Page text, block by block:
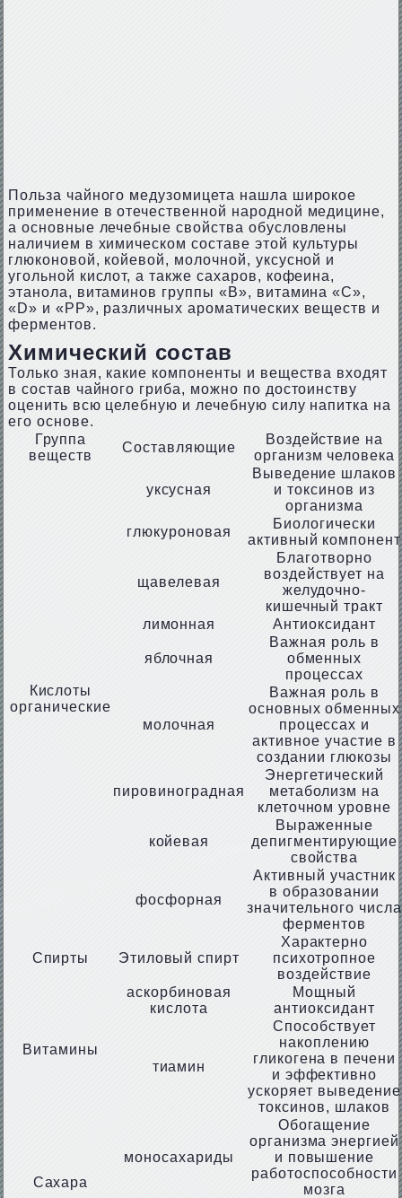
Польза чайного медузомицета нашла широкое
применение в отечественной народной медицине,
а основные лечебные свойства обусловлены
наличием в химическом составе этой культуры
глюконовой, койевой, молочной, уксусной и
угольной кислот, а также сахаров, кофеина,
этанола, витаминов группы «В», витамина «C»,
«D» и «PP», различных ароматических веществ и
ферментов.
Химический состав
Только зная, какие компоненты и вещества входят
в состав чайного гриба, можно по достоинству
оценить всю целебную и лечебную силу напитка на
его основе.
Группа
веществ
Составляющие
Воздействие на
организм человека
Кислоты
органические
уксусная
Выведение шлаков
и токсинов из
организма
глюкуроновая
Биологически
активный компонент
щавелевая
Благотворно
воздействует на
желудочно-
кишечный тракт
лимонная
Антиоксидант
яблочная
Важная роль в
обменных
процессах
молочная
Важная роль в
основных обменных
процессах и
активное участие в
создании глюкозы
пировиноградная
Энергетический
метаболизм на
клеточном уровне
койевая
Выраженные
депигментирующие
свойства
фосфорная
Активный участник
в образовании
значительного числа
ферментов
Спирты Этиловый спирт
Характерно
психотропное
воздействие
Витамины
аскорбиновая
кислота
Мощный
антиоксидант
тиамин
Способствует
накоплению
гликогена в печени
и эффективно
ускоряет выведение
токсинов, шлаков
Сахара
моносахариды
Обогащение
организма энергией
и повышение
работоспособности
мозга